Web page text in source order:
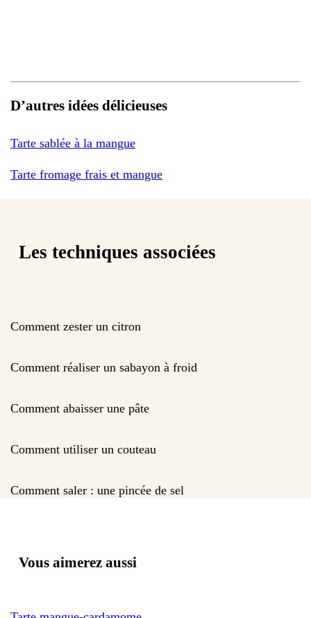
D’autres idées délicieuses
Tarte sablée à la mangue
Tarte fromage frais et mangue
Les techniques associées
Comment zester un citron
Comment réaliser un sabayon à froid
Comment abaisser une pâte
Comment utiliser un couteau
Comment saler : une pincée de sel
Vous aimerez aussi